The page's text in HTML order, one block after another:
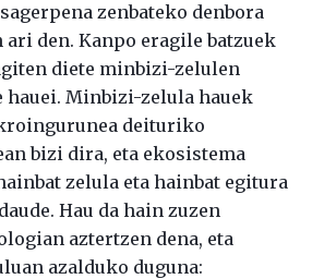
zenbateko denbora
ari den. Kanpo eragile batzuek
diete minbizi-zelulen
hauei. Minbizi-zelula hauek
deituriko
bizi dira, eta ekosistema
zelula eta hainbat egitura
Hau da hain zuzen
aztertzen dena, eta
azalduko duguna: